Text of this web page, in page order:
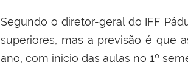
Segundo o diretor-geral do IFF
superiores, mas a previsão é que
ano, com início das aulas no 1º